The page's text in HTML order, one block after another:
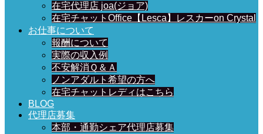
在宅代理店 joa(ジョア)
在宅チャットOffice【Lesca】レスカーon Crystal
お仕事について
報酬について
実際の収入例
不安解消Ｑ＆Ａ
ノンアダルト希望の方へ
在宅チャットレディはこちら
BLOG
代理店募集
本部・通勤シェア代理店募集